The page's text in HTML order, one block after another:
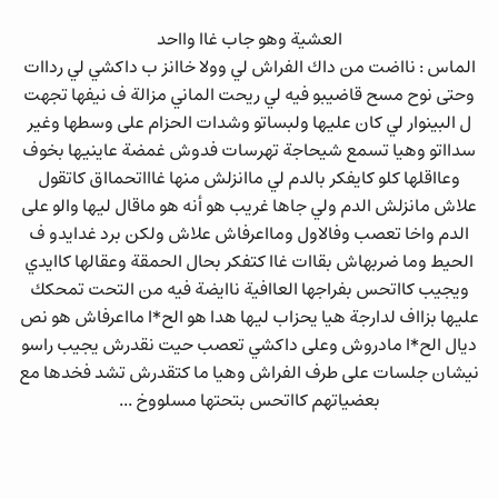
العشية وهو جاب غاا وااحد
الماس : نااضت من داك الفراش لي وولا خاانز ب داكشي لي رداات
وحتى نوح مسح قاضيبو فيه لي ريحت الماني مزالة ف نيفها تجهت
ل البينوار لي كان عليها ولبساتو وشدات الحزام على وسطها وغير
سدااتو وهيا تسمع شيحاجة تهرسات فدوش غمضة عاينيها بخوف
وعااقلها كلو كايفكر بالدم لي ماانزلش منها غاااتحمااق كاتقول
علاش مانزلش الدم ولي جاها غريب هو أنه هو ماقال ليها والو على
الدم واخا تعصب وفالاول ومااعرفاش علاش ولكن برد غدايدو ف
الحيط وما ضربهاش بقاات غاا كتفكر بحال الحمقة وعقالها كاايدي
ويجيب كااتحس بفراجها العاافية ناايضة فيه من التحت تمحكك
عليها بزااف لدارجة هيا يحزاب ليها هدا هو الح*ا مااعرفاش هو نص
ديال الح*ا مادروش وعلى داكشي تعصب حيت نقدرش يجيب راسو
نيشان جلسات على طرف الفراش وهيا ما كتقدرش تشد فخدها مع
بعضياتهم كااتحس بتحتها مسلووخ ...